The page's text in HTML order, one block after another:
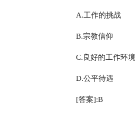
A.工作的挑战
B.宗教信仰
C.良好的工作环境
D.公平待遇
[答案]:B